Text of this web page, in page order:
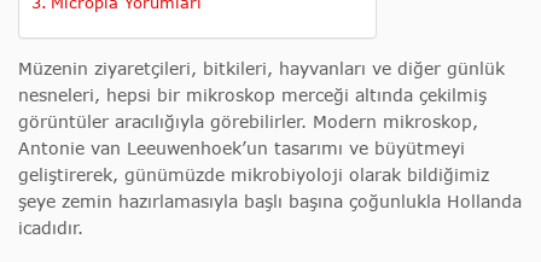
Müzenin ziyaretçileri, bitkileri, hayvanları ve diğer günlük
nesneleri, hepsi bir mikroskop merceği altında çekilmiş
görüntüler aracılığıyla görebilirler. Modern mikroskop,
Antonie van Leeuwenhoek’un tasarımı ve büyütmeyi
geliştirerek, günümüzde mikrobiyoloji olarak bildiğimiz
şeye zemin hazırlamasıyla başlı başına çoğunlukla Hollanda
icadıdır.